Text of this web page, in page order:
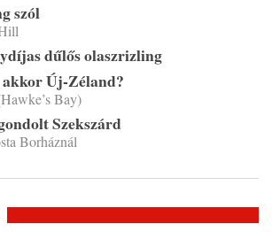
szól
dűlős olaszrizling
Új-Zéland?
Bay)
Szekszárd
Borháznál